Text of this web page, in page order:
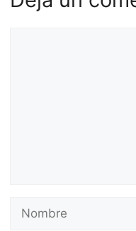
Nombre